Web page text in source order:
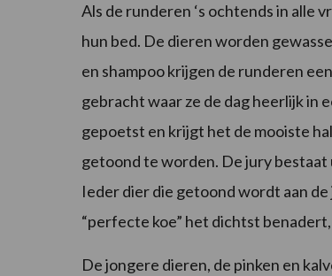
Als de runderen ‘s ochtends in alle
hun bed. De dieren worden
en shampoo krijgen de runderen
gebracht waar ze de dag heerlijk in
gepoetst en krijgt het de mooiste
getoond te worden. De jury
Ieder dier die getoond wordt aan
“perfecte koe” het dichtst
De jongere dieren, de pinken en